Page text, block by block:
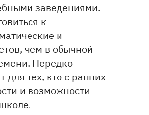
заведениями.
к
и
чем в обычной
Нередко
для тех, кто с ранних
и возможности